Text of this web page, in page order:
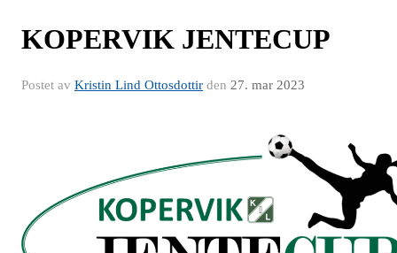
KOPERVIK JENTECUP
Postet av Kristin Lind Ottosdottir den 27. mar 2023